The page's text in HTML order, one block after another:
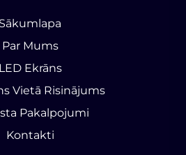
Sākumlapa
Par Mums
LED Ekrāns
Vietā Risinājums
Pakalpojumi
Kontakti